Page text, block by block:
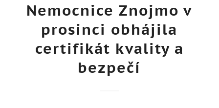
Nemocnice Znojmo v
prosinci obhájila
certifikát kvality a
bezpečí